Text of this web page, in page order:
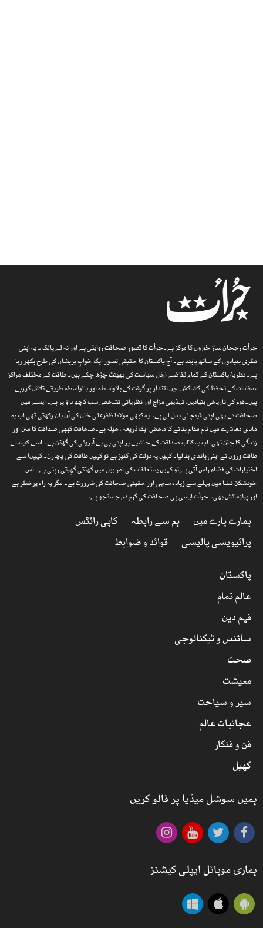
جرأت رجحان ساز خبروں کا مرکز ہے۔جرأت کا تصورِ صحافت روایتی ہے اور نہ لے پالک ۔ یہ اپنی
نظری بنیادوں کے ساتھ پابند ہے۔ آج پاکستان کا حقیقی تصور ایک خوابِ پریشاں کی طرح بکھر رہا
ہے۔ نظریۂ پاکستان کے تمام تقاضے ارذل سیاست کی بھینٹ چڑھ چکے ہیں۔ طاقت کے مختلف مراکز
، مفادات کے تحفظ کی کشاکش میں اقتدار پر گرفت کے بلاواسطہ اور بالواسطہ طریقے تلاش کررہے
ہیں۔قوم کی تاریخی بنیادیں، تہذیبی مزاج اور نظریاتی تشخص سب کچھ داؤ پر ہے۔ ایسے میں
صحافت نے بھی اپنی قینچلی بدل لی ہے۔ یہ کبھی مولانا ظفرعلی خان کی آن بان رکھتی تھی اب یہ
مادی معاشرے میں نام مقام بنانے کا محض ایک ذریعہ ،حیلہ ہے۔صحافت کبھی صداقت کا متن اور
زندگی کا جتن تھی، اب یہ کتاب صداقت کے حاشیے پر اپنی ہی بے آبروئی کی گھٹن ہے۔ اسے کب سے
طاقت وروں نے اپنی باندی بنالیا۔ کہیں یہ دولت کی کنیز ہے تو کہیں طاقت کی پچارن۔ کہیںا سے
اختیارات کی فضاء راس آتی ہے تو کہیں یہ تعلقات کی امر بیل میں گھٹتی گھِرتی رہتی ہے۔ اس
خودشکن فضا میں پہلے سے زیادہ سچی اور حقیقی صحافت کی ضرورت ہے۔ مگر یہ راہ پرخطر ہے
اور پرآزمائش بھی۔ جرأت ایسی ہی صحافت کی گرم دم جستجو ہے۔
ہمارے بارے میں ہم سے رابطہ
کاپی رائٹس
پرائیویسی پالیسی
قوائد و ضوابط
پاکستان
عالم تمام
فہم دین
سائنس و ٹیکنالوجی
صحت
معیشت
سیر و سیاحت
عجائبات عالم
فن و فنکار
کھیل
ہمیں سوشل میڈیا پر فالو کریں
ہماری موبائل ایپلی کیشنز